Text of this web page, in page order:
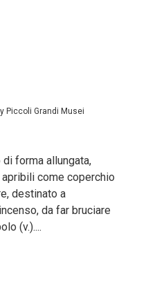
Piccoli Grandi Musei
forma allungata,
come coperchio
destinato a
da far bruciare
(v.)....